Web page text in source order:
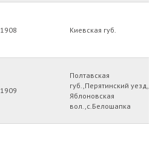
1908 Киевская губ.
1909
Полтавская
губ.,Перятинский уезд,
Яблоновская
вол.,с.Белошапка